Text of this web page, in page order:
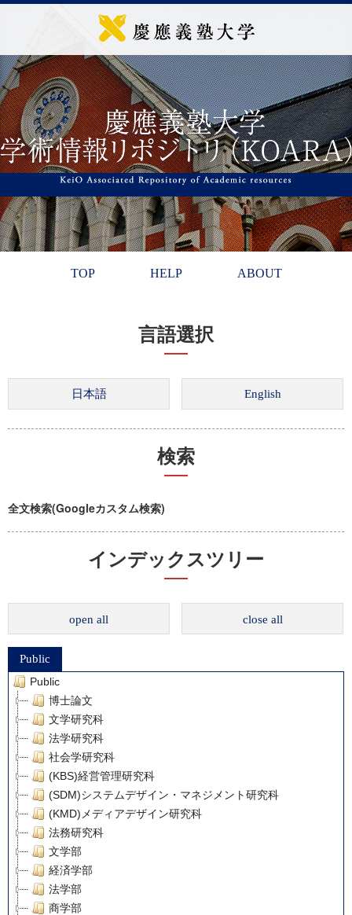
TOP HELP ABOUT
言語選択
検索
全文検索(Googleカスタム検索)
インデックスツリー
open all close all
Public
Public
博士論文
文学研究科
法学研究科
社会学研究科
(KBS)経営管理研究科
(SDM)システムデザイン・マネジメント研究科
(KMD)メディアデザイン研究科
法務研究科
文学部
経済学部
法学部
商学部